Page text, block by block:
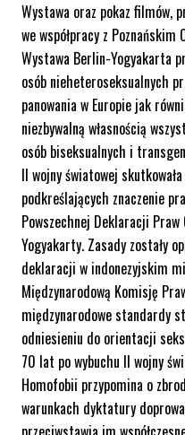
Wystawa oraz pokaz filmów,
we współpracy z Poznańskim
Wystawa Berlin-Yogyakarta
osób nieheteroseksualnych
panowania w Europie jak
niezbywalną własnością
osób biseksualnych i
II wojny światowej
podkreślających znaczenie
Powszechnej Deklaracji Praw
Yogyakarty. Zasady zostały
deklaracji w indonezyjskim
Międzynarodową Komisję
międzynarodowe standardy
odniesieniu do orientacji
70 lat po wybuchu II wojny
Homofobii przypomina o
warunkach dyktatury